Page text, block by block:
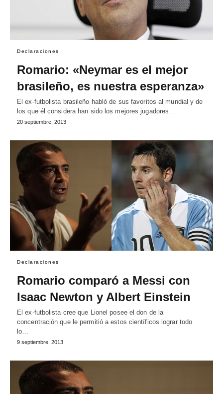
Declaraciones
Romario: «Neymar es el mejor
brasileño, es nuestra esperanza»
El ex-futbolista brasileño habló de sus favoritos al mundial y de
los que él considera han sido los mejores jugadores…
20 septiembre, 2013
Declaraciones
Romario comparó a Messi con
Isaac Newton y Albert Einstein
El ex-futbolista cree que Lionel posee el don de la
concentración que le permitió a estos científicos lograr todo
lo…
9 septiembre, 2013